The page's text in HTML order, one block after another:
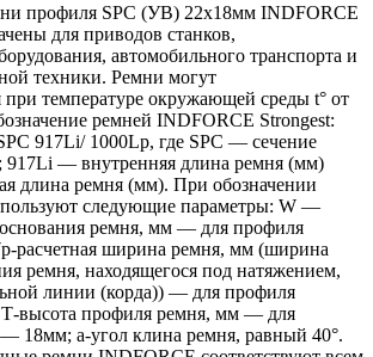
профиля SPC (УB) 22х18мм INDFORCE
для приводов станков,
автомобильного транспорта и
техники. Ремни могут
при температуре окружающей среды t° от
ремней INDFORCE Strongest:
917Li/ 1000Lp, где SPC — сечение
— внутренняя длина ремня (мм)
длина ремня (мм). При обозначении
следующие параметры: W —
ремня, мм — для профиля
расчетная ширина ремня, мм (ширина
ремня, находящегося под натяжением,
линии (корда)) — для профиля
высота профиля ремня, мм — для
18мм; a-угол клина ремня, равный 40°.